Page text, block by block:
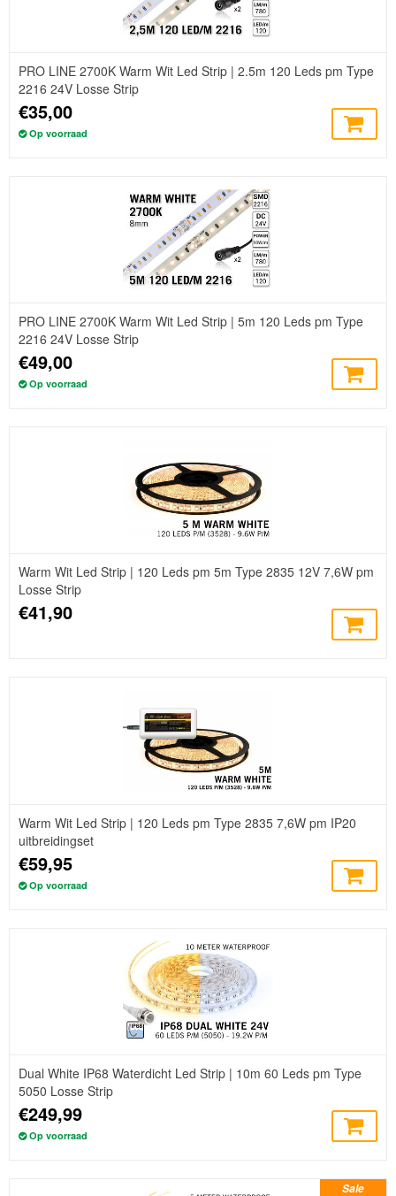
PRO LINE 2700K Warm Wit Led Strip | 2.5m 120 Leds pm Type
2216 24V Losse Strip
€35,00
Op voorraad
PRO LINE 2700K Warm Wit Led Strip | 5m 120 Leds pm Type
2216 24V Losse Strip
€49,00
Op voorraad
Warm Wit Led Strip | 120 Leds pm 5m Type 2835 12V 7,6W pm
Losse Strip
€41,90
Warm Wit Led Strip | 120 Leds pm Type 2835 7,6W pm IP20
uitbreidingset
€59,95
Op voorraad
Dual White IP68 Waterdicht Led Strip | 10m 60 Leds pm Type
5050 Losse Strip
€249,99
Op voorraad
Sale